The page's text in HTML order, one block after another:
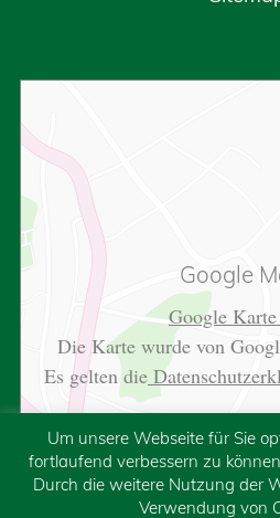
Google
Google
Die Karte wurde von
Es gelten die
Um unsere Webseite für Sie
fortlaufend verbessern zu
Durch die weitere Nutzung der
Verwendung von